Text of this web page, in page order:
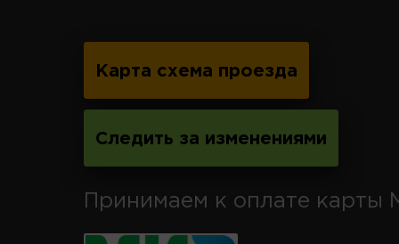
Карта схема проезда
Следить за изменениями
Принимаем к оплате карты